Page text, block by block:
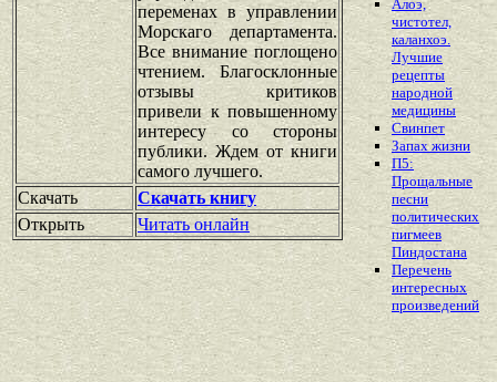
переменах в управлении
Морскаго департамента.
Все внимание поглощено
чтением. Благосклонные
отзывы критиков
привели к повышенному
интересу со стороны
публики. Ждем от книги
самого лучшего.
Скачать
Скачать книгу
Открыть
Читать онлайн
Алоэ,
чистотел,
каланхоэ.
Лучшие
рецепты
народной
медицины
Свинпет
Запах жизни
П5:
Прощальные
песни
политических
пигмеев
Пиндостана
Перечень
интересных
произведений